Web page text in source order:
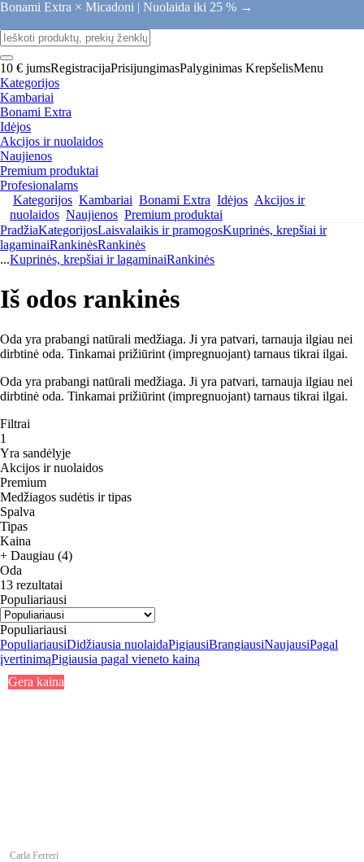
Bonami Extra × Micadoni | Nuolaida iki 25 % →
10 € jumsRegistracijaPrisijungimasPalyginimas KrepšelisMenu
Kategorijos
Kambariai
Bonami Extra
Idėjos
Akcijos ir nuolaidos
Naujienos
Premium produktai
Profesionalams
Kategorijos Kambariai Bonami Extra Idėjos Akcijos ir
nuolaidos Naujienos Premium produktai
PradžiaKategorijosLaisvalaikis ir pramogosKuprinės, krepšiai ir
lagaminaiRankinėsRankinės
...Kuprinės, krepšiai ir lagaminaiRankinės
Iš odos rankinės
Oda yra prabangi natūrali medžiaga. Ji yra patvari, tarnauja ilgiau nei
dirbtinė oda. Tinkamai prižiūrint (impregnuojant) tarnaus tikrai ilgai.
Oda yra prabangi natūrali medžiaga. Ji yra patvari, tarnauja ilgiau nei
dirbtinė oda. Tinkamai prižiūrint (impregnuojant) tarnaus tikrai ilgai.
Filtrai
1
Yra sandėlyje
Akcijos ir nuolaidos
Premium
Medžiagos sudėtis ir tipas
Spalva
Tipas
Kaina
+ Daugiau (4)
Oda
13 rezultatai
Populiariausi
Populiariausi
PopuliariausiDidžiausia nuolaidaPigiausiBrangiausiNaujausiPagal
įvertinimąPigiausia pagal vieneto kainą
Gera kaina
Carla Ferreri